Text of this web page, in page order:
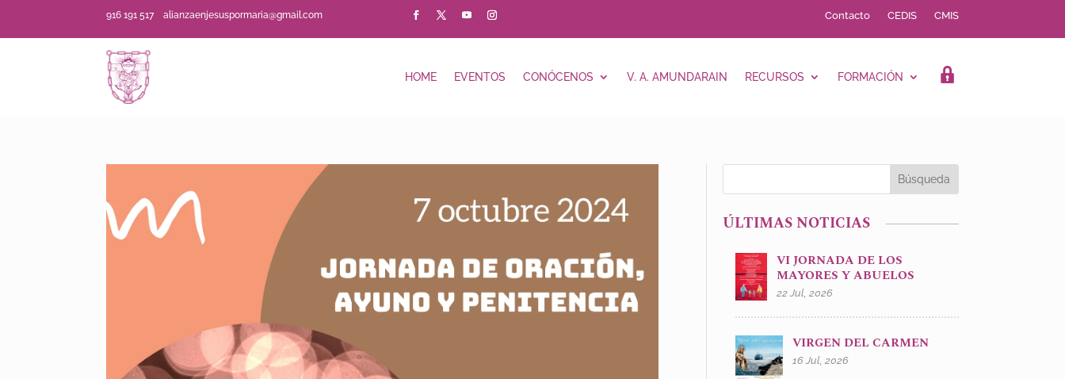
916 191 517alianzaenjesuspormaria@gmail.com Contacto CEDIS CMIS
HOME EVENTOS CONÓCENOS V. A. AMUNDARAIN RECURSOS FORMACIÓN LOGIN
ÚLTIMAS NOTICIAS
VI JORNADA DE LOS
MAYORES Y ABUELOS
22 Jul, 2026
VIRGEN DEL CARMEN
16 Jul, 2026